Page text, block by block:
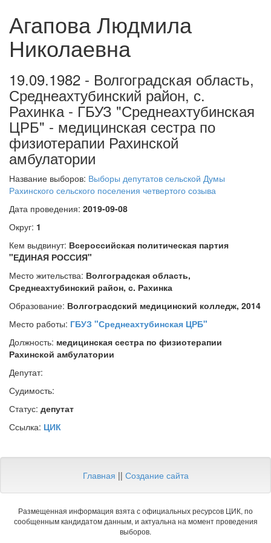
Агапова Людмила
Николаевна
19.09.1982 - Волгоградская область,
Среднеахтубинский район, с.
Рахинка - ГБУЗ "Среднеахтубинская
ЦРБ" - медицинская сестра по
физиотерапии Рахинской
амбулатории
Название выборов: Выборы депутатов сельской Думы
Рахинского сельского поселения четвертого созыва
Дата проведения: 2019-09-08
Округ: 1
Кем выдвинут: Всероссийская политическая партия
"ЕДИНАЯ РОССИЯ"
Место жительства: Волгоградская область,
Среднеахтубинский район, с. Рахинка
Образование: Волгограсдский медицинский колледж, 2014
Место работы: ГБУЗ "Среднеахтубинская ЦРБ"
Должность: медицинская сестра по физиотерапии
Рахинской амбулатории
Депутат:
Судимость:
Статус: депутат
Ссылка: ЦИК
Главная || Создание сайта
Размещенная информация взята с официальных ресурсов ЦИК, по
сообщенным кандидатом данным, и актуальна на момент проведения
выборов.